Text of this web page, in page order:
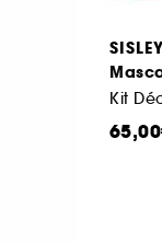
SISLEY